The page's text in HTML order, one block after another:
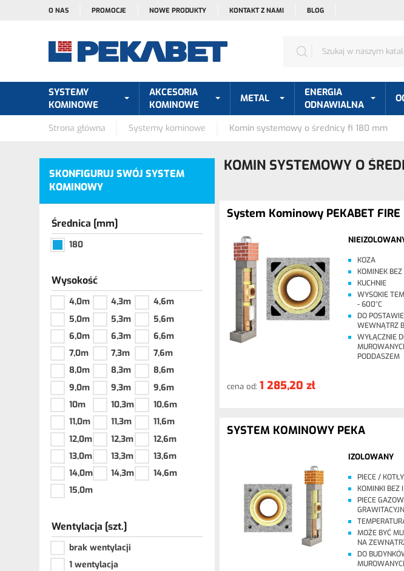
O NAS PROMOCJE NOWE PRODUKTY KONTAKT Z NAMI BLOG
SYSTEMY
KOMINOWE
AKCESORIA
KOMINOWE
METAL
ENERGIA
ODNAWIALNA
Strona główna Systemy kominowe Komin systemowy o średnicy fi 180 mm
SKONFIGURUJ SWÓJ SYSTEM
KOMINOWY
Średnica [mm]
180
Wysokość
4,0m 4,3m
4,6m
5,0m
5,3m
5,6m
6,0m
6,3m
6,6m
7,0m
7,3m
7,6m
8,0m
8,3m
8,6m
9,0m
9,3m
9,6m
10m
10,3m
10,6m
11,0m
11,3m
11,6m
12,0m
12,3m
12,6m
13,0m
13,3m
13,6m
14,0m
14,3m
14,6m
15,0m
Wentylacja [szt.]
brak wentylacji
1 wentylacja
KOMIN SYSTEMOWY O
System Kominowy PEKABET FIRE
KOZA
KOMINEK
KUCHNIE
WYSOKIE
- 600°C
DO
WEWNĄTRZ
WYŁĄCZNIE
PODDASZEM
cena od: 1 285,20 zł
SYSTEM KOMINOWY PEKA
IZOLOWANY
PIECE /
KOMINKI BEZ
PIECE
MOŻE BYĆ
NA
DO